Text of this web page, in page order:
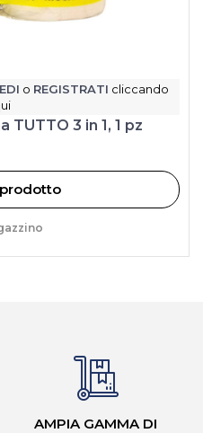
o REGISTRATI cliccando
TUTTO 3 in 1, 1 pz
AMPIA GAMMA DI